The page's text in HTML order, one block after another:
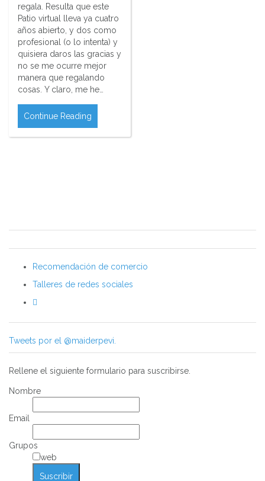
regala. Resulta que este
Patio virtual lleva ya cuatro
años abierto, y dos como
profesional (o lo intenta) y
quisiera daros las gracias y
no se me ocurre mejor
manera que regalando
cosas. Y claro, me he…
Continue Reading
Recomendación de comercio
Talleres de redes sociales
Tweets por el @maiderpevi.
Rellene el siguiente formulario para suscribirse.
Nombre
Email
Grupos
web